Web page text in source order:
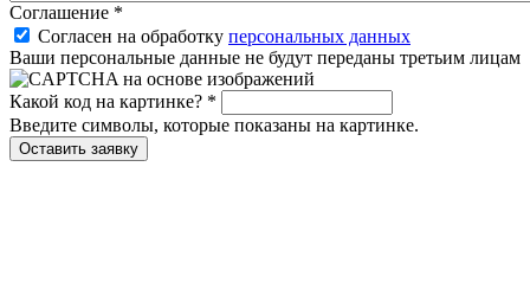
Соглашение *
Согласен на обработку персональных данных
Ваши персональные данные не будут переданы третьим лицам
Какой код на картинке? *
Введите символы, которые показаны на картинке.